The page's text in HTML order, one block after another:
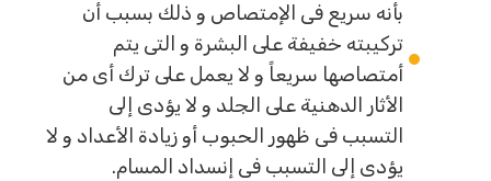
بأنه سريع فى الإمتصاص و ذلك بسبب أن
تركيبته خفيفة على البشرة و التى يتم
أمتصاصها سريعاً و لا يعمل على ترك أى من
الأثار الدهنية على الجلد و لا يؤدى إلى
التسبب فى ظهور الحبوب أو زيادة الأعداد و لا
يؤدى إلى التسبب فى إنسداد المسام.